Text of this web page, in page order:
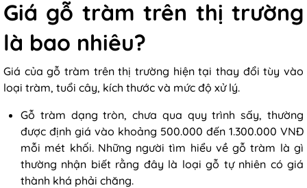
Giá gỗ tràm trên thị trường
là bao nhiêu?
Giá của gỗ tràm trên thị trường hiện tại thay đổi tùy vào
loại tràm, tuổi cây, kích thước và mức độ xử lý.
Gỗ tràm dạng tròn, chưa qua quy trình sấy, thường
được định giá vào khoảng 500.000 đến 1.300.000 VNĐ
mỗi mét khối. Những người tìm hiểu về gỗ tràm là gì
thường nhận biết rằng đây là loại gỗ tự nhiên có giá
thành khá phải chăng.